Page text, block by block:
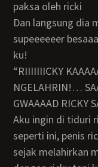
paksa oleh ricki
dan langsung dia menghujamkan peniiiiiiiiisnya yang
supeeeeeer
ku!
“RIIIIIIICKY KAAAAAAMU… MAMIIIIII BARU
NGELAHRIN!…
GWAAAAD RICKY
aku ingin di tiduri ricky tapi bukan secara brutal
seperti ini, penis
sejak melahirkan